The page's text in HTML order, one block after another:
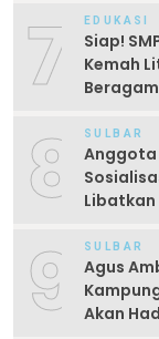
7 EDUKASI
Siap!
Kemah
8 SULBAR
Anggota
Libatkan
9 SULBAR
Agus
Akan